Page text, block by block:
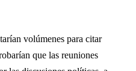
volúmenes para citar
que las reuniones